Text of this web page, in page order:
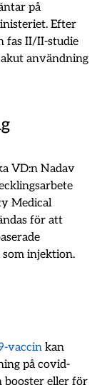
på
Efter
fas II/II-studie
användning
VD:n Nadav
Medical
för att
som injektion.
vaccin kan
på covid-
booster eller för